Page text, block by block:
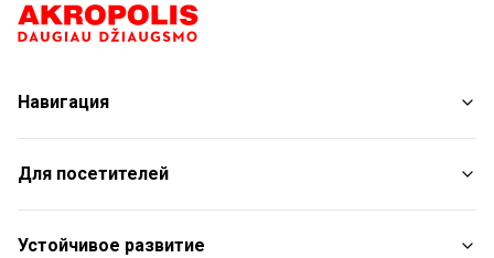
Навигация
Магазины
Услуги
Рестораны
Для посетителей
План торгового центра
С животными
Устойчивое развитие